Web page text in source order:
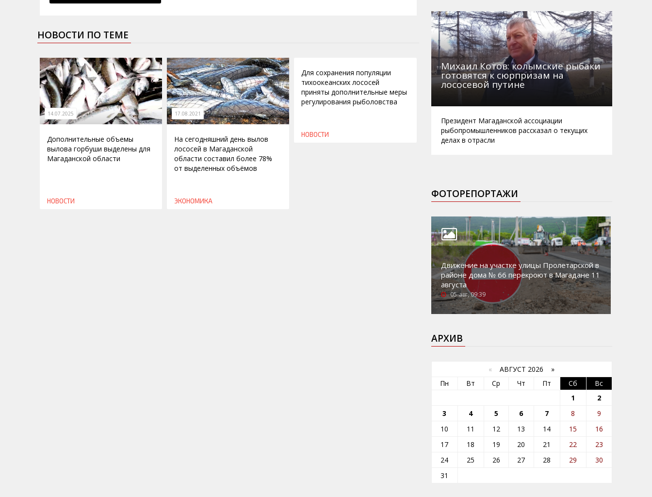
НОВОСТИ ПО ТЕМЕ
14.07.2025
Дополнительные объемы
вылова горбуши выделены для
Магаданской области
НОВОСТИ
17.08.2021
На сегодняшний день вылов
лососей в Магаданской
области составил более 78%
от выделенных объёмов
ЭКОНОМИКА
Для сохранения популяции
тихоокеанских лососей
приняты дополнительные меры
регулирования рыболовства
НОВОСТИ
Михаил Котов: колымские рыбаки
готовятся к сюрпризам на
лососевой путине
Президент Магаданской ассоциации
рыбопромышленников рассказал о текущих
делах в отрасли
ФОТОРЕПОРТАЖИ
Движение на участке улицы Пролетарской в
районе дома № 66 перекроют в Магадане 11
августа
05-авг, 09:39
АРХИВ
« АВГУСТ 2026 »
Пн
Вт Ср Чт Пт Сб
Вс
1
2
3
4 5 6 7 8
9
10
11 12 13 14 15
16
17
18 19 20 21 22
23
24
25 26 27 28 29
30
31